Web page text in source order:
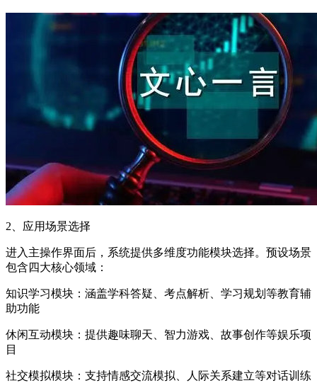
2、应用场景选择
进入主操作界面后，系统提供多维度功能模块选择。预设场景
包含四大核心领域：
知识学习模块：涵盖学科答疑、考点解析、学习规划等教育辅
助功能
休闲互动模块：提供趣味聊天、智力游戏、故事创作等娱乐项
目
社交模拟模块：支持情感交流模拟、人际关系建立等对话训练